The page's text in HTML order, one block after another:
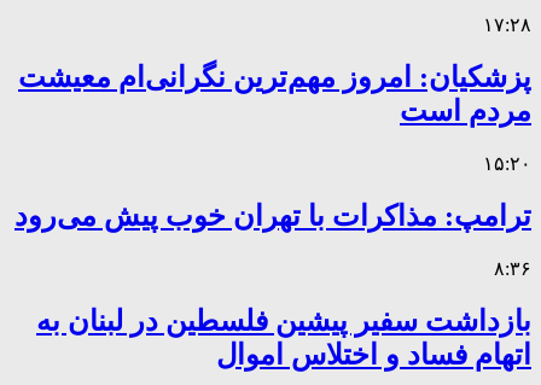
۱۷:۲۸
پزشکیان: امروز مهم‌ترین نگرانی‌ام معیشت
مردم است
۱۵:۲۰
ترامپ: مذاکرات با تهران خوب پیش می‌رود
۸:۳۶
بازداشت سفیر پیشین فلسطین در لبنان به
اتهام فساد و اختلاس اموال